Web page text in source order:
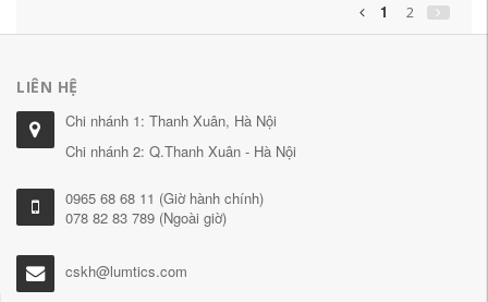
1 2
LIÊN HỆ
Chi nhánh 1: Thanh Xuân, Hà Nội
Chi nhánh 2: Q.Thanh Xuân - Hà Nội
0965 68 68 11 (Giờ hành chính)
078 82 83 789 (Ngoài giờ)
cskh@lumtics.com